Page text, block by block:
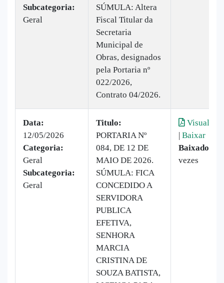
Subcategoria:
Geral
SÚMULA: Altera
Fiscal Titular da
Secretaria
Municipal de
Obras, designados
pela Portaria nº
022/2026,
Contrato 04/2026.
Data:
12/05/2026
Categoria:
Geral
Subcategoria:
Geral
Titulo:
PORTARIA Nº
084, DE 12 DE
MAIO DE 2026.
SÚMULA: FICA
CONCEDIDO A
SERVIDORA
PUBLICA
EFETIVA,
SENHORA
MARCIA
CRISTINA DE
SOUZA BATISTA,
Visualizar
| Baixar
Baixado:
vezes